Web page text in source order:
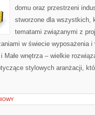
domu oraz przestrzeni
stworzone dla wszystkich,
tematami związanymi z
w świecie wyposażenia
Małe wnętrza – wielkie
stylowych aranżacji,